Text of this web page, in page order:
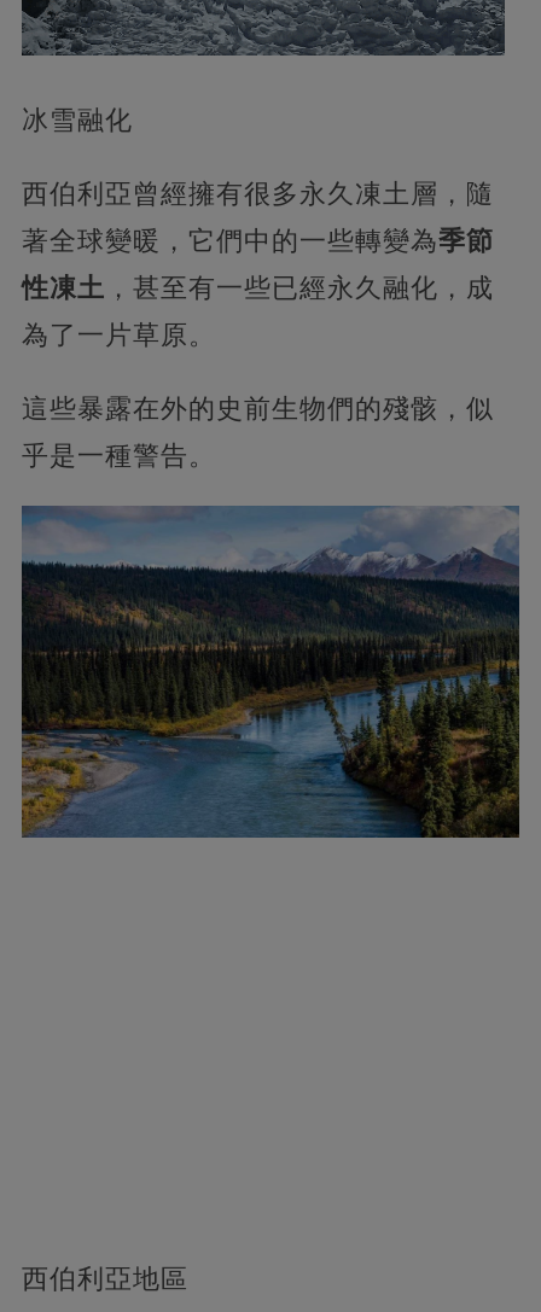
冰雪融化
西伯利亞曾經擁有很多永久凍土層，隨
著全球變暖，它們中的一些轉變為季節
性凍土 ，甚至有一些已經永久融化，成
為了一片草原。
這些暴露在外的史前生物們的殘骸，似
乎是一種警告。
西伯利亞地區